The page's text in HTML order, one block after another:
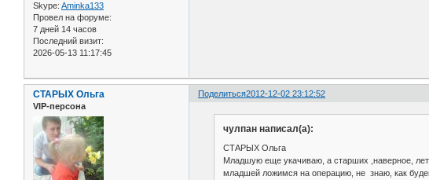
Skype: Aminka133
Провел на форуме:
7 дней 14 часов
Последний визит:
2026-05-13 11:17:45
Поделиться2012-12-02 23:12:52
СТАРЫХ Ольга
VIP-персона
чулпан написал(а):
СТАРЫХ Ольга
Младшую еще укачиваю, а старших ,наверное, лет
младшей ложимся на операцию, не знаю, как